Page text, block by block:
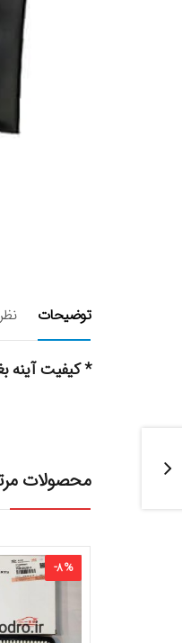
توضیحات
* کیفیت آینه بغل
محصولات
-8%